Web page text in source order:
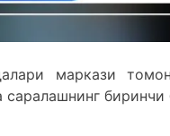
маркази
саралашнинг